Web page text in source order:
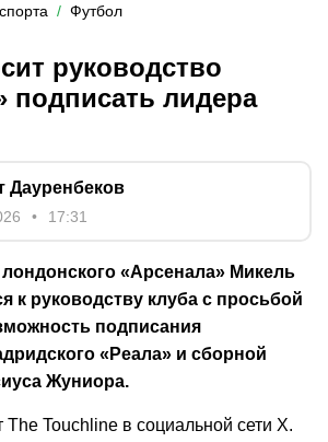
Футбол
руководство
подписать лидера
Дауренбеков
17:31
«Арсенала» Микель
к руководству клуба с просьбой
подписания
«Реала» и сборной
Жуниора.
Touchline в социальной сети Х.